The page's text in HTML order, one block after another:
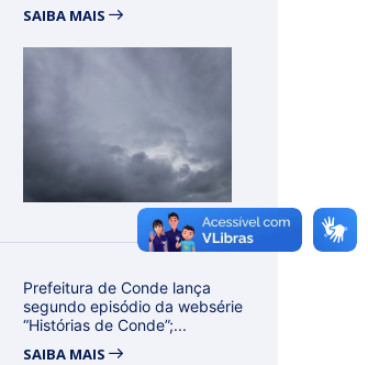
SAIBA MAIS
Prefeitura de Conde lança
segundo episódio da websérie
“Histórias de Conde”;...
SAIBA MAIS